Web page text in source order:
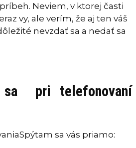
Neviem, v ktorej časti
vy, ale verím, že aj ten váš
nevzdať sa a nedať sa
sa pri telefonovaní
Spýtam sa vás priamo: